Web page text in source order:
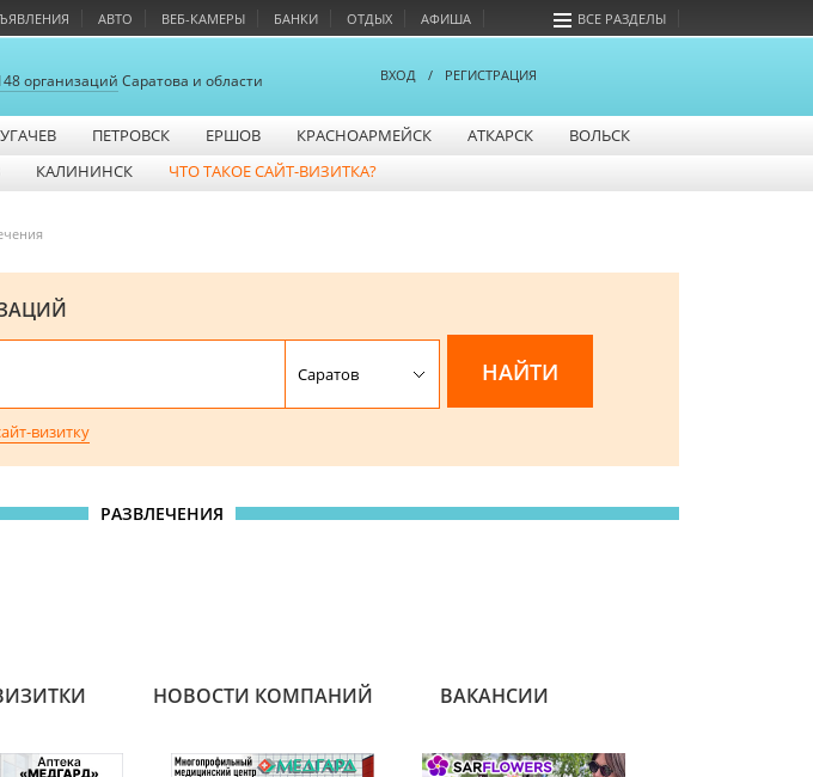
АВТО ВЕБ-КАМЕРЫ БАНКИ ОТДЫХ АФИША ВСЕ РАЗДЕЛЫ
организаций Саратова и области ВХОД / РЕГИСТРАЦИЯ
ПЕТРОВСК ЕРШОВ КРАСНОАРМЕЙСК АТКАРСК
ВОЛЬСК
КАЛИНИНСК ЧТО ТАКОЕ САЙТ-ВИЗИТКА?
визитку
РАЗВЛЕЧЕНИЯ
НОВОСТИ КОМПАНИЙ ВАКАНСИИ